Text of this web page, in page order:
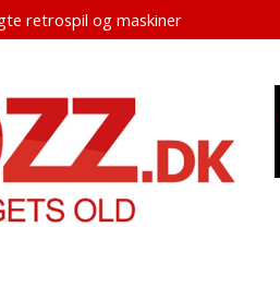
retrospil og maskiner